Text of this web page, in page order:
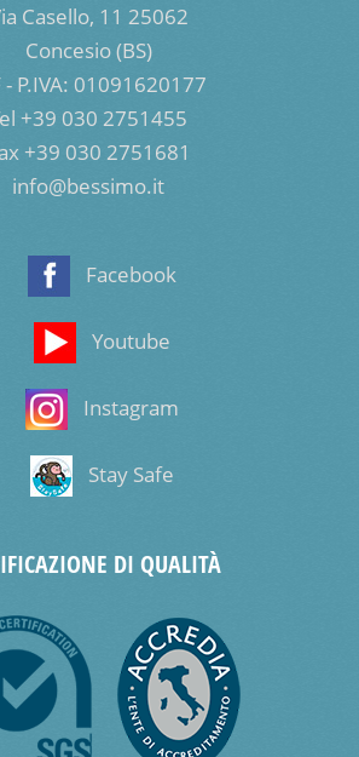
Casello, 11 25062
Concesio (BS)
- P.IVA: 01091620177
+39 030 2751455
+39 030 2751681
info@bessimo.it
Facebook
Youtube
Instagram
Stay Safe
DI QUALITÀ